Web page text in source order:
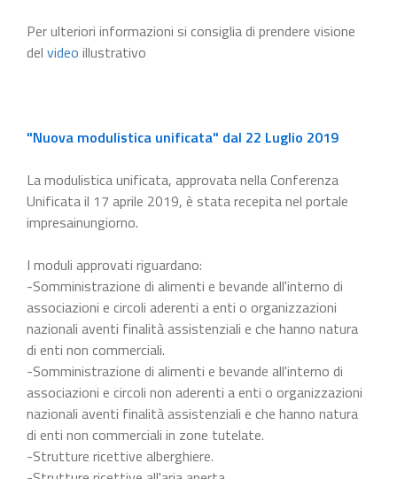
Per ulteriori informazioni si consiglia di prendere visione
del video illustrativo
"Nuova modulistica unificata" dal 22 Luglio 2019
La modulistica unificata, approvata nella Conferenza
Unificata il 17 aprile 2019, è stata recepita nel portale
impresainungiorno.
I moduli approvati riguardano:
-Somministrazione di alimenti e bevande all'interno di
associazioni e circoli aderenti a enti o organizzazioni
nazionali aventi finalità assistenziali e che hanno natura
di enti non commerciali.
-Somministrazione di alimenti e bevande all'interno di
associazioni e circoli non aderenti a enti o organizzazioni
nazionali aventi finalità assistenziali e che hanno natura
di enti non commerciali in zone tutelate.
-Strutture ricettive alberghiere.